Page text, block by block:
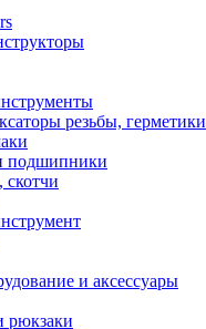
резьбы, герметики
подшипники
и аксессуары
рюкзаки